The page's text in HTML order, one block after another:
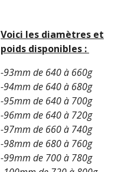
Voici les diamètres et
poids disponibles :
-93mm de 640 à 660g
-94mm de 640 à 680g
-95mm de 640 à 700g
-96mm de 640 à 720g
-97mm de 660 à 740g
-98mm de 680 à 760g
-99mm de 700 à 780g